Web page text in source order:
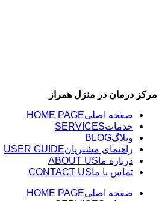
مرکز درمان در منزل همراز
صفحه اصلیHOME PAGE
خدماتSERVICES
وبلاگBLOG
راهنمای مشتریانUSER GUIDE
درباره ماABOUT US
تماس با ماCONTACT US
صفحه اصلیHOME PAGE